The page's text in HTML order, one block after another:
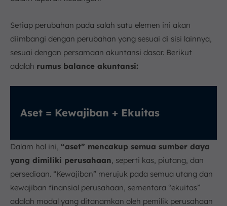
Setiap perubahan pada salah satu elemen ini akan
diimbangi dengan perubahan yang sesuai di sisi lainnya,
sesuai dengan persamaan akuntansi dasar. Berikut
adalah rumus balance akuntansi:
Aset = Kewajiban + Ekuitas
Dalam hal ini, “aset” mencakup semua sumber daya
yang dimiliki perusahaan, seperti kas, piutang, dan
persediaan. “Kewajiban” merujuk pada semua utang dan
kewajiban finansial perusahaan, sementara “ekuitas”
adalah modal yang ditanamkan oleh pemilik perusahaan